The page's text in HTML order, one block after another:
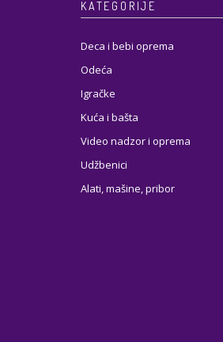
KATEGORIJE
Deca i bebi oprema
Odeća
Igračke
Kuća i bašta
Video nadzor i oprema
Udžbenici
Alati, mašine, pribor